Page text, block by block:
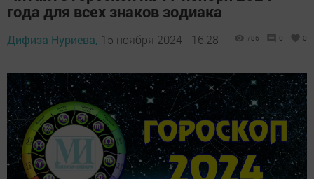
года для всех знаков зодиака
Дифиза Нуриева, 15 ноября 2024 - 16:28 786 0 0